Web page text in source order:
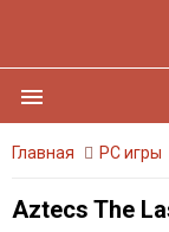
menu
Главная PC игры
Aztecs The